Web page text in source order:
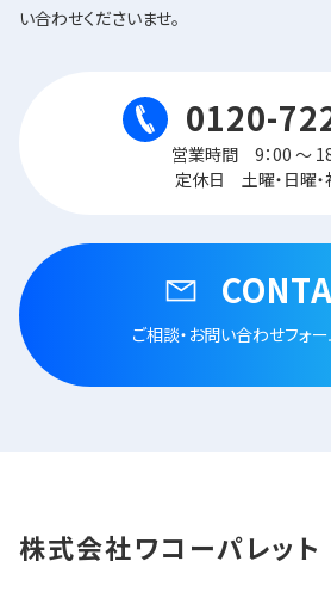
い合わせくださいませ。
0120-
営業時間 9：00 ～
定休日 土曜・日曜・
ご相談・お問い合わせフォ
株式会社ワコーパレット